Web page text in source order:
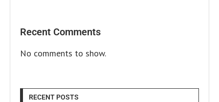
Recent Comments
No comments to show.
RECENT POSTS